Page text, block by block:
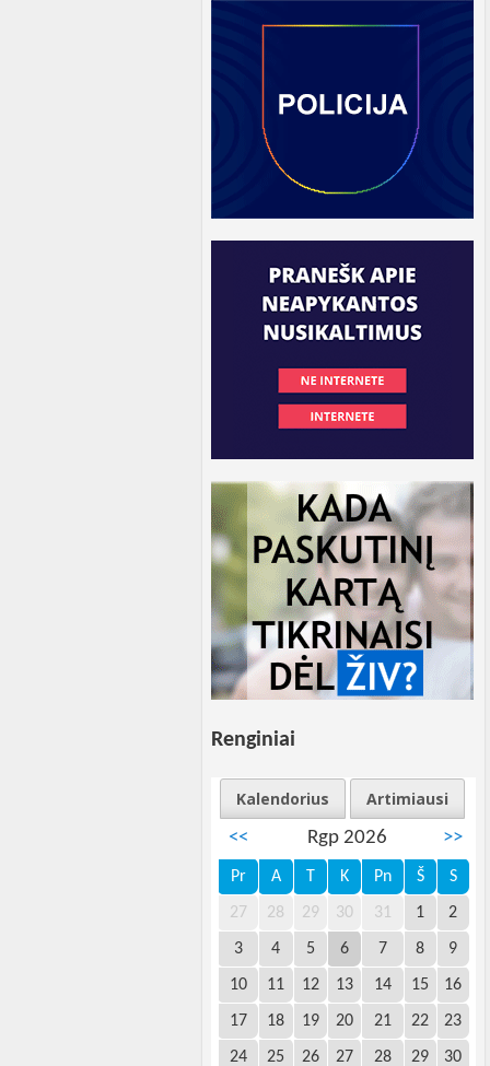
Renginiai
Kalendorius
Artimiausi
<<
Rgp 2026 >>
Pr A T K Pn Š S
27 28 29 30 31 1 2
3 4 5 6 7 8 9
10 11 12 13 14 15 16
17 18 19 20 21 22 23
24 25 26 27 28 29 30